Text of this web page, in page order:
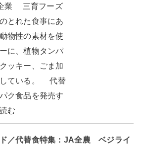
業 三育フーズ
とれた食事にあ
物性の素材を使
に、植物タンパ
ッキー、ごま加
している。 代替
ク食品を発売す
む
／代替食特集：JA全農 ベジライ